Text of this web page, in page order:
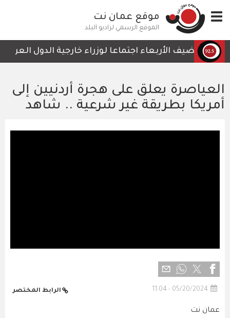
إلى
المحتوى
الرئيسي
Toggle
navigation
موقع عمان نت
الموقع الرسمي لراديو البلد
يستضيف الأربعاء اجتماعا لوزراء خارجية الدول
العياصرة يعلق على هجرة أردنيين إلى
أمريكا بطريقة غير شرعية .. شاهد
05/20/2024 - 11:04 الرابط المختصر
عمان نت